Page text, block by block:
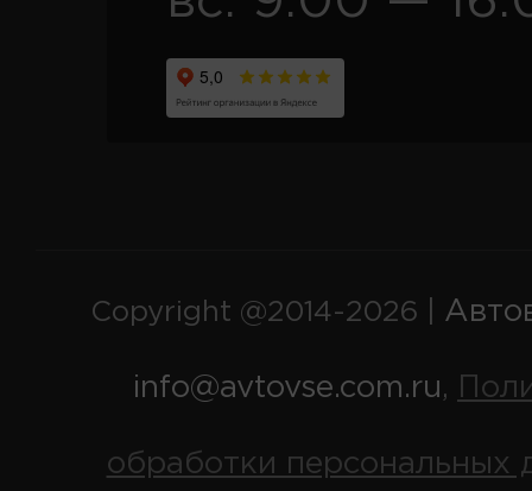
Copyright @2014-2026 |
info@avtovse.com.ru,
обработки персональных